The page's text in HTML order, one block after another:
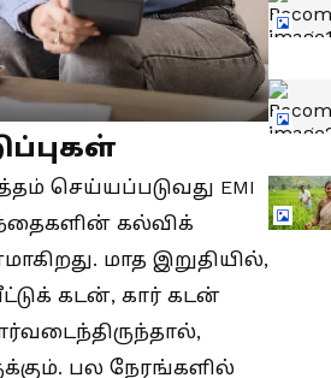
செய்யப்படுவது EMI
கல்விக்
மாத இறுதியில்,
கடன், கார் கடன்
பல நேரங்களில்